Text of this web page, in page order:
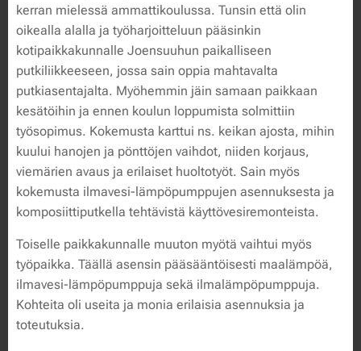
kerran mielessä ammattikoulussa. Tunsin että olin
oikealla alalla ja työharjoitteluun pääsinkin
kotipaikkakunnalle Joensuuhun paikalliseen
putkiliikkeeseen, jossa sain oppia mahtavalta
putkiasentajalta. Myöhemmin jäin samaan paikkaan
kesätöihin ja ennen koulun loppumista solmittiin
työsopimus. Kokemusta karttui ns. keikan ajosta, mihin
kuului hanojen ja pönttöjen vaihdot, niiden korjaus,
viemärien avaus ja erilaiset huoltotyöt. Sain myös
kokemusta ilmavesi-lämpöpumppujen asennuksesta ja
komposiittiputkella tehtävistä käyttövesiremonteista.
Toiselle paikkakunnalle muuton myötä vaihtui myös
työpaikka. Täällä asensin pääsääntöisesti maalämpöä,
ilmavesi-lämpöpumppuja sekä ilmalämpöpumppuja.
Kohteita oli useita ja monia erilaisia asennuksia ja
toteutuksia.